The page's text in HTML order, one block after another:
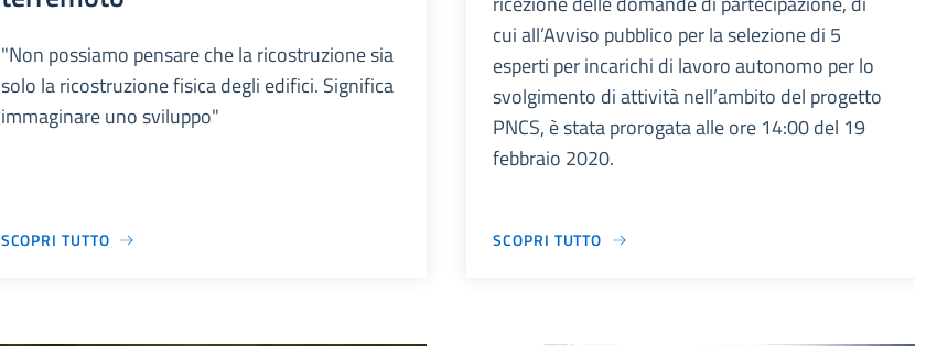
"Non possiamo pensare che la ricostruzione sia
solo la ricostruzione fisica degli edifici. Significa
immaginare uno sviluppo"
SCOPRI TUTTO
cui all’Avviso pubblico per la selezione di 5
esperti per incarichi di lavoro autonomo per lo
svolgimento di attività nell’ambito del progetto
PNCS, è stata prorogata alle ore 14:00 del 19
febbraio 2020.
SCOPRI TUTTO